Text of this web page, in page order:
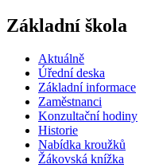
Základní škola
Aktuálně
Úřední deska
Základní informace
Zaměstnanci
Konzultační hodiny
Historie
Nabídka kroužků
Žákovská knížka